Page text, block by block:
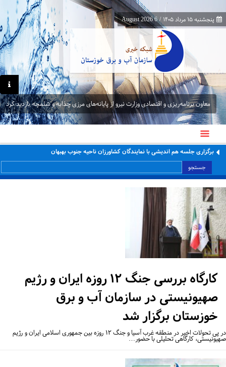
پنجشنبه ۱۵ مرداد ۱۴۰۵ /
6 August 2026
معاون برنامه‌ریزی و اقتصادی وزارت نیرو از پایانه‌های مرزی چذابه و شلمچه بازدید کرد
برگزاری جلسه هم اندیشی با نمایندگان کشاورزان ناحیه جنوب بهبهان
جستجو
کارگاه بررسی جنگ ۱۲ روزه ایران و رژیم
صهیونیستی در سازمان آب و برق
خوزستان برگزار شد
در پی تحولات اخیر در منطقه غرب آسیا و جنگ ۱۲ روزه بین جمهوری اسلامی ایران و رژیم
کارگاهی تحلیلی با حضور…